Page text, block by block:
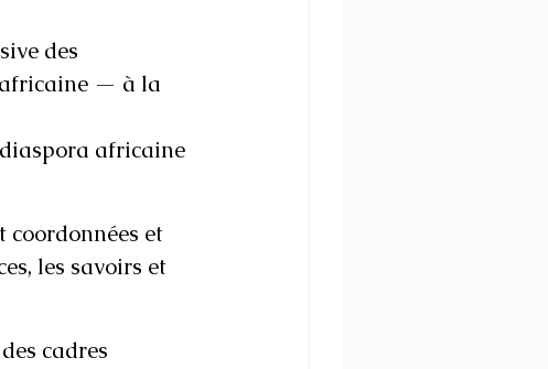
des
— à la
africaine
coordonnées et
les savoirs et
cadres